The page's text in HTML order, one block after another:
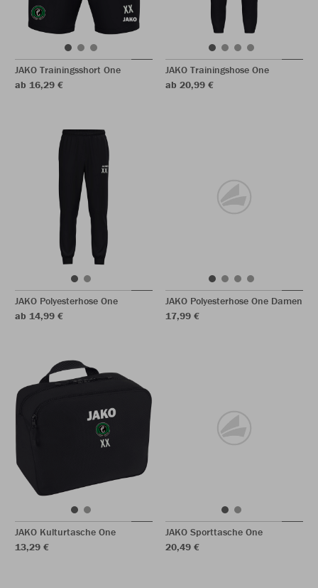
JAKO Trainingsshort One
ab 16,29 €
JAKO Trainingshose One
ab 20,99 €
JAKO Polyesterhose One
ab 14,99 €
JAKO Polyesterhose One Damen
17,99 €
JAKO Kulturtasche One
13,29 €
JAKO Sporttasche One
20,49 €